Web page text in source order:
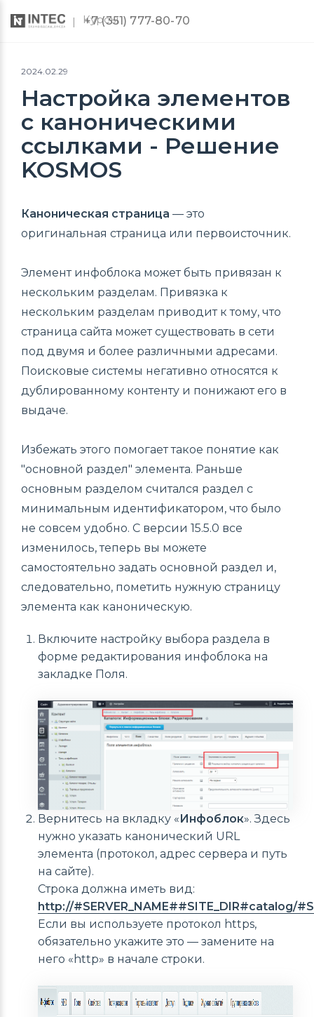
Курсы
+7 (351) 777-80-70
2024.02.29
Настройка элементов
с каноническими
ссылками - Решение
KOSMOS
Каноническая страница — это
оригинальная страница или первоисточник.
Элемент инфоблока может быть привязан к
нескольким разделам. Привязка к
нескольким разделам приводит к тому, что
страница сайта может существовать в сети
под двумя и более различными адресами.
Поисковые системы негативно относятся к
дублированному контенту и понижают его в
выдаче.
Избежать этого помогает такое понятие как
"основной раздел" элемента. Раньше
основным разделом считался раздел с
минимальным идентификатором, что было
не совсем удобно. С версии 15.5.0 все
изменилось, теперь вы можете
самостоятельно задать основной раздел и,
следовательно, пометить нужную страницу
элемента как каноническую.
Включите настройку выбора раздела в
форме редактирования инфоблока на
закладке Поля.
Вернитесь на вкладку «Инфоблок». Здесь
нужно указать канонический URL
элемента (протокол, адрес сервера и путь
на сайте).
Строка должна иметь вид:
http://#SERVER_NAME##SITE_DIR#catalog/
Если вы используете протокол https,
обязательно укажите это — замените на
него «http» в начале строки.